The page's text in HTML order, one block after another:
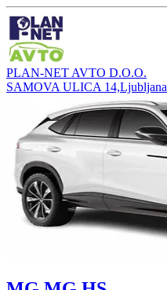
PLAN-NET AVTO D.O.O.
SAMOVA ULICA 14,Ljubljana